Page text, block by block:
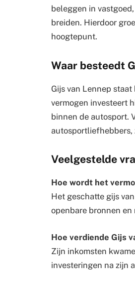
beleggen in
breiden. Hierdoor
hoogtepunt.
Waar besteedt
Gijs van Lennep staat
vermogen investeert
binnen de autosport.
autosportliefhebbers,
Veelgestelde
Hoe wordt het
Het geschatte gijs
openbare bronnen
Hoe verdiende Gijs
Zijn inkomsten
investeringen na zijn